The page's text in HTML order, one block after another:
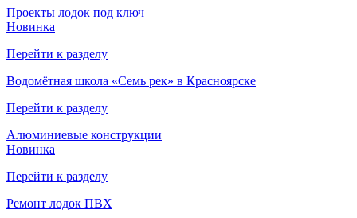
Проекты лодок под ключ
Новинка
Перейти к разделу
Водомётная школа «Семь рек» в Красноярске
Перейти к разделу
Алюминиевые конструкции
Новинка
Перейти к разделу
Ремонт лодок ПВХ